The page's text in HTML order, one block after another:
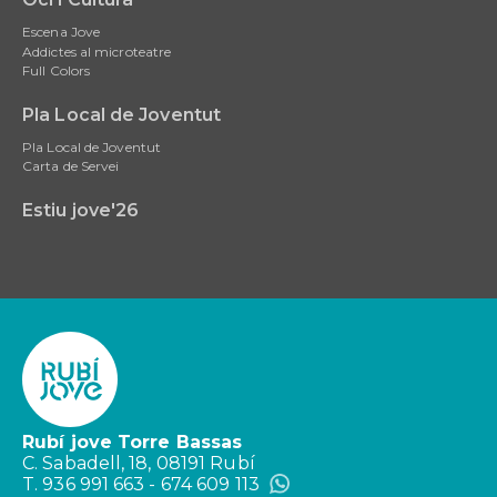
Escena Jove
Addictes al microteatre
Full Colors
Pla Local de Joventut
Pla Local de Joventut
Carta de Servei
Estiu jove'26
Rubí jove Torre Bassas
C. Sabadell, 18, 08191 Rubí
T. 936 991 663 - 674 609 113